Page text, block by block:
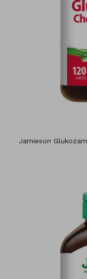
Jamieson